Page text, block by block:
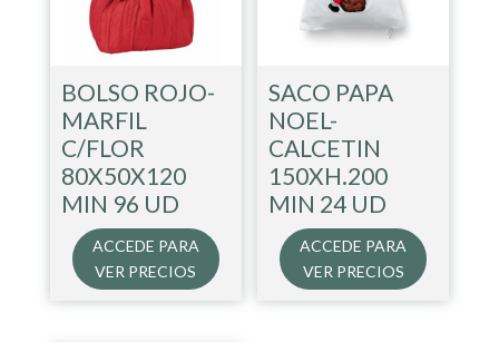
BOLSO ROJO-
MARFIL
C/FLOR
80X50X120
MIN 96 UD
ACCEDE PARA
VER PRECIOS
SACO PAPA
NOEL-
CALCETIN
150XH.200
MIN 24 UD
ACCEDE PARA
VER PRECIOS